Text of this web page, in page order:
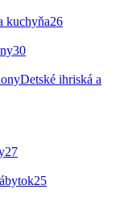
kuchyňa26
30
Detské ihriská a
27
25